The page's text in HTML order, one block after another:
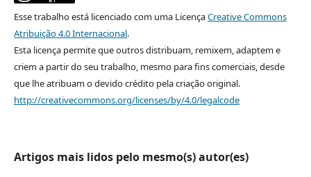
Esse trabalho está licenciado com uma LicençaCreative Commons
Atribuição 4.0 Internacional.
Esta licença permite que outros distribuam, remixem, adaptem e
criem a partir do seu trabalho, mesmo para fins comerciais, desde
que lhe atribuam o devido crédito pela criação original.
http://creativecommons.org/licenses/by/4.0/legalcode
Artigos mais lidos pelo mesmo(s) autor(es)